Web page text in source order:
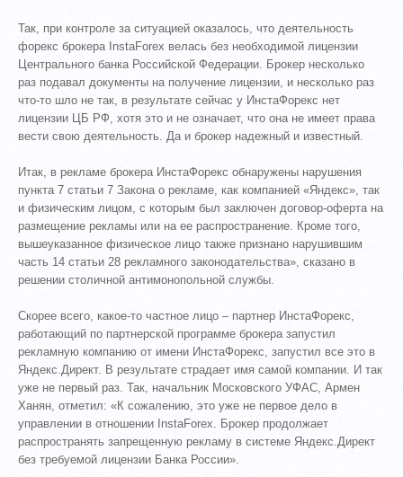
Так, при контроле за ситуацией оказалось, что деятельность
форекс брокера InstaForex велась без необходимой лицензии
Центрального банка Российской Федерации. Брокер несколько
раз подавал документы на получение лицензии, и несколько раз
что-то шло не так, в результате сейчас у ИнстаФорекс нет
лицензии ЦБ РФ, хотя это и не означает, что она не имеет права
вести свою деятельность. Да и брокер надежный и известный.
Итак, в рекламе брокера ИнстаФорекс обнаружены нарушения
пункта 7 статьи 7 Закона о рекламе, как компанией «Яндекс», так
и физическим лицом, с которым был заключен договор-оферта на
размещение рекламы или на ее распространение. Кроме того,
вышеуказанное физическое лицо также признано нарушившим
часть 14 статьи 28 рекламного законодательства», сказано в
решении столичной антимонопольной службы.
Скорее всего, какое-то частное лицо – партнер ИнстаФорекс,
работающий по партнерской программе брокера запустил
рекламную компанию от имени ИнстаФорекс, запустил все это в
Яндекс.Директ. В результате страдает имя самой компании. И так
уже не первый раз. Так, начальник Московского УФАС, Армен
Ханян, отметил: «К сожалению, это уже не первое дело в
управлении в отношении InstaForex. Брокер продолжает
распространять запрещенную рекламу в системе Яндекс.Директ
без требуемой лицензии Банка России».